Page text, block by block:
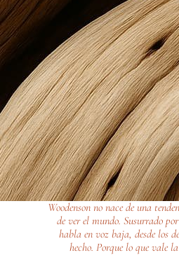
Woodenson no nace de una
de ver el mundo. Susurrado
habla en voz baja, desde los
hecho. Porque lo que vale